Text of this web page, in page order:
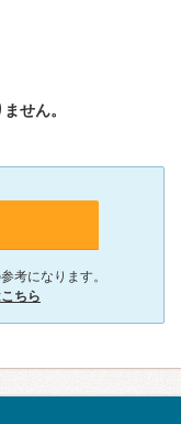
せん。
考になります。
ちら